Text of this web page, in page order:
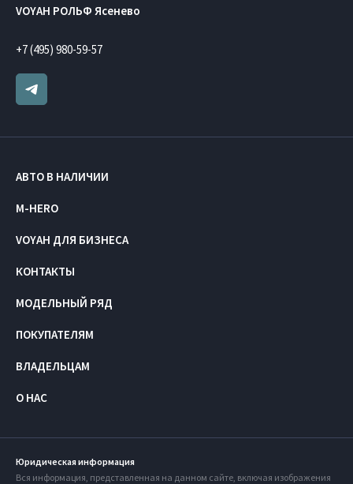
VOYAH РОЛЬФ Ясенево
+7 (495) 980-59-57
АВТО В НАЛИЧИИ
M-HERO
VOYAH ДЛЯ БИЗНЕСА
КОНТАКТЫ
МОДЕЛЬНЫЙ РЯД
ПОКУПАТЕЛЯМ
ВЛАДЕЛЬЦАМ
О НАС
Юридическая информация
Вся информация, представленная на данном сайте, включая изображения